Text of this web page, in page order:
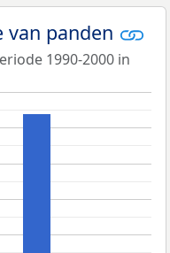
van panden
1990-2000 in